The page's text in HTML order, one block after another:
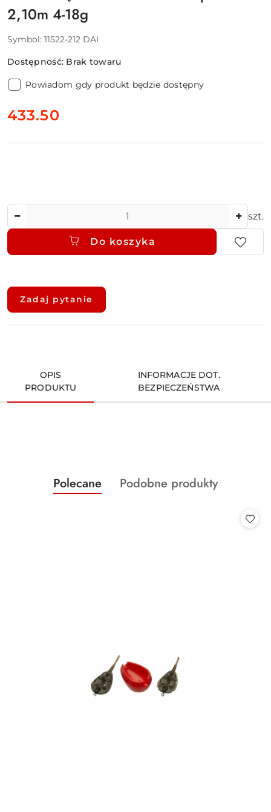
2,10m 4-18g
Symbol: 11522-212 DAI
Dostępność: Brak towaru
Powiadom gdy produkt będzie dostępny
cena:
433.50
szt.
Do koszyka
Dostępność
dostawa
Zadaj pytanie
OPIS
PRODUKTU
INFORMACJE DOT.
BEZPIECZEŃSTWA
Pomiń karuzelę produktów
Produkty
o
Polecane
Produkty
Podobne produkty